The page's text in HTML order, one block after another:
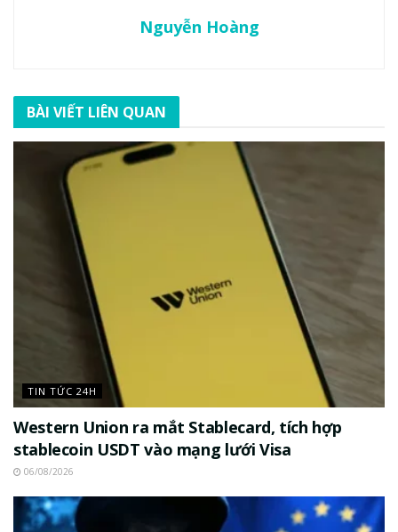
Nguyễn Hoàng
BÀI VIẾT LIÊN QUAN
TIN TỨC 24H
Western Union ra mắt Stablecard, tích hợp
stablecoin USDT vào mạng lưới Visa
06/08/2026